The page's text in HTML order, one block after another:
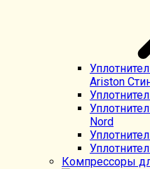
Ariston
Nord
Компрессоры